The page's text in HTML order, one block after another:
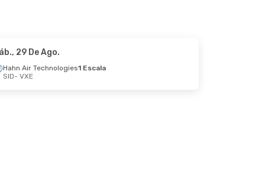
29 De Ago.
Hahn Air Technologies1 Escala
SID- VXE